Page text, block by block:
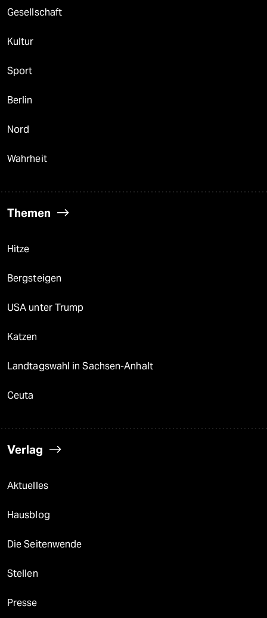
Gesellschaft
Kultur
Sport
Berlin
Nord
Wahrheit
Themen
Hitze
Bergsteigen
USA unter Trump
Katzen
Landtagswahl in Sachsen-Anhalt
Ceuta
Verlag
Aktuelles
Hausblog
Die Seitenwende
Stellen
Presse